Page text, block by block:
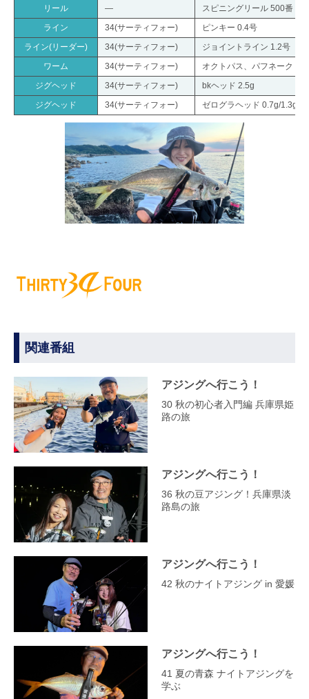
リール ―
スピニングリール 500番
ライン
34(サーティフォー)
ピンキー 0.4号
ライン(リーダー)
34(サーティフォー)
ジョイントライン 1.2号
ワーム
34(サーティフォー)
オクトパス、パフネーク
ジグヘッド
34(サーティフォー)
bkヘッド 2.5g
ジグヘッド
34(サーティフォー) ゼログラヘッド 0.7g/1.3g
関連番組
アジングへ行こう！
30 秋の初心者入門編 兵庫県姫
路の旅
アジングへ行こう！
36 秋の豆アジング！兵庫県淡
路島の旅
アジングへ行こう！
42 秋のナイトアジング in 愛媛
アジングへ行こう！
41 夏の青森 ナイトアジングを
学ぶ